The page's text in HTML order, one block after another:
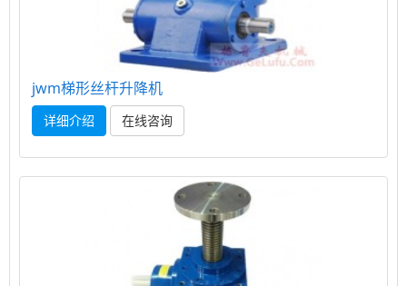
jwm梯形丝杆升降机
详细介绍 在线咨询